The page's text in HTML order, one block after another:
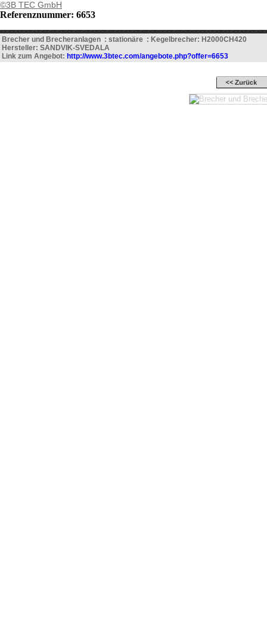
©3B TEC GmbH
Referenznummer: 6653
Brecher und Brecheranlagen : stationäre : Kegelbrecher: H2000CH420
Hersteller: SANDVIK-SVEDALA
Link zum Angebot: http://www.3btec.com/angebote.php?offer=6653